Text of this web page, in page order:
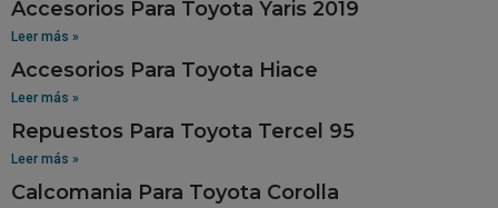
Accesorios Para Toyota Yaris 2019
Leer más »
Accesorios Para Toyota Hiace
Leer más »
Repuestos Para Toyota Tercel 95
Leer más »
Calcomania Para Toyota Corolla